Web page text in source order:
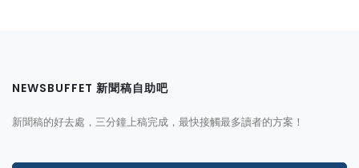
NEWSBUFFET 新聞稿自助吧
新聞稿的好去處，三分鐘上稿完成，最快接觸最多讀者的方案！